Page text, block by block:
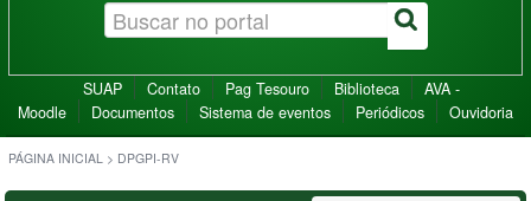
SUAP Contato Pag Tesouro Biblioteca
AVA -
Moodle
Documentos Sistema de eventos Periódicos Ouvidoria
PÁGINA INICIAL > DPGPI-RV